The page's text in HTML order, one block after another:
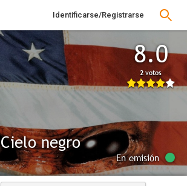
Identificarse/Registrarse
8.0
2 votos
Cielo negro
En emisión